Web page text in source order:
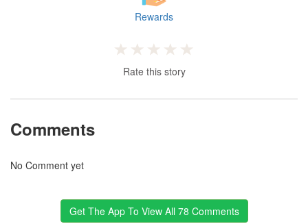
Rewards
Rate this story
Comments
No Comment yet
Get The App To View All 78 Comments